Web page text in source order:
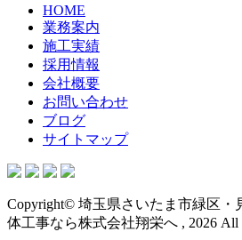
HOME
業務案内
施工実績
採用情報
会社概要
お問い合わせ
ブログ
サイトマップ
Copyright© 埼玉県さいたま市緑区・
体工事なら株式会社翔栄へ , 2026 All